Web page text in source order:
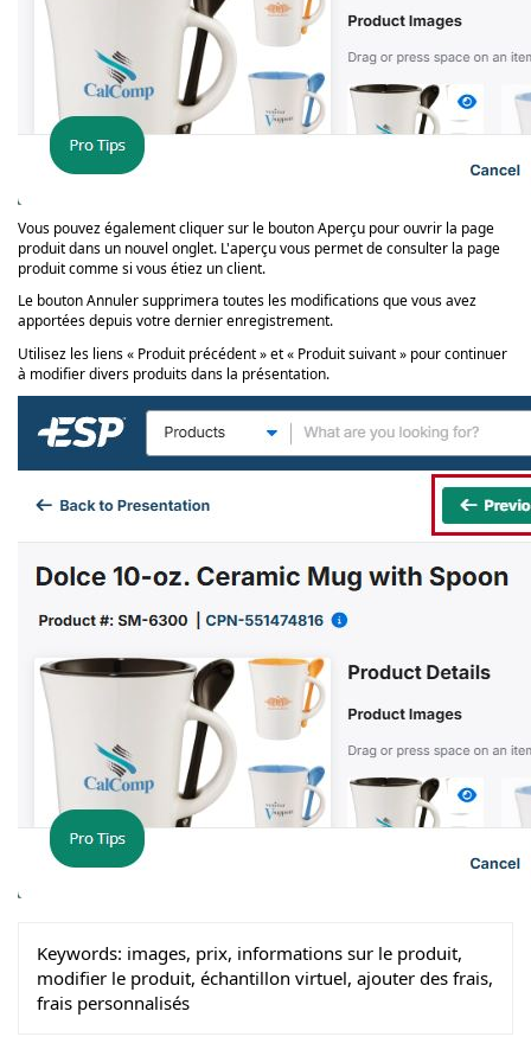
Vous pouvez également cliquer sur le bouton Aperçu pour ouvrir la page
produit dans un nouvel onglet. L'aperçu vous permet de consulter la page
produit comme si vous étiez un client.
Le bouton Annuler supprimera toutes les modifications que vous avez
apportées depuis votre dernier enregistrement.
Utilisez les liens « Produit précédent » et « Produit suivant » pour continuer
à modifier divers produits dans la présentation.
Keywords: images, prix, informations sur le produit,
modifier le produit, échantillon virtuel, ajouter des frais,
frais personnalisés